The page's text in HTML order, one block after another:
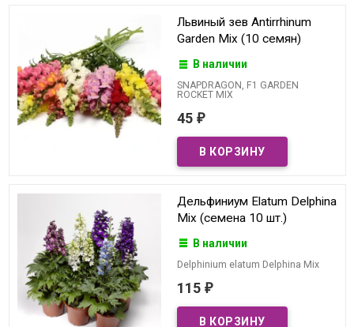
Львиный зев Antirrhinum
Garden Mix (10 семян)
В наличии
SNAPDRAGON, F1 GARDEN
ROCKET MIX
45 ₽
Дельфиниум Elatum Delphina
Mix (семена 10 шт.)
В наличии
Delphinium elatum Delphina Mix
115 ₽